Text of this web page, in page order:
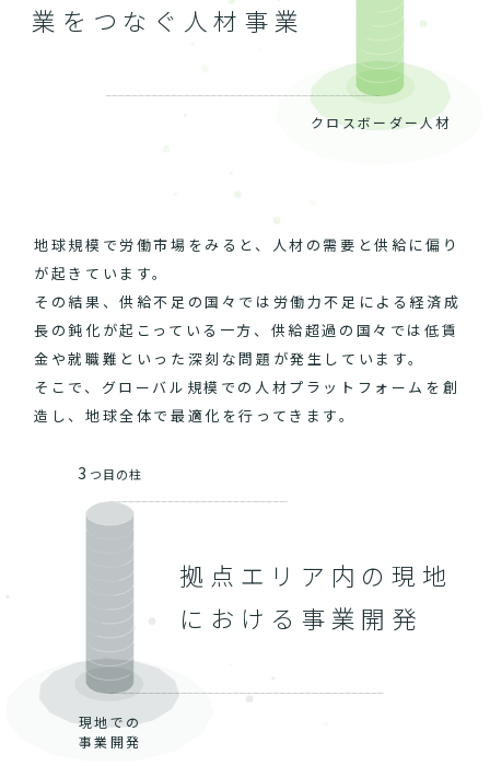
業をつなぐ人材事業
地球規模で労働市場をみると、人材の需要と供給に偏り
が起きています。
その結果、供給不足の国々では労働力不足による経済成
長の鈍化が起こっている一方、供給超過の国々では低賃
金や就職難といった深刻な問題が発生しています。
そこで、グローバル規模での人材プラットフォームを創
造し、地球全体で最適化を行ってきます。
クロスボーダー人材
3 つ目の柱
現地での
事業開発
拠点エリア内の現地
における事業開発